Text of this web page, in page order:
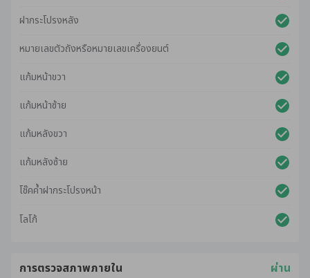
ฝากระโปรงหลัง
หมายเลขตัวถังหรือหมายเลขเครื่องยนต์
แก้มหน้าขวา
แก้มหน้าซ้าย
แก้มหลังขวา
แก้มหลังซ้าย
โช๊คค้ำฝากระโปรงหน้า
โลโก้
การตรวจสภาพภายใน ผ่าน